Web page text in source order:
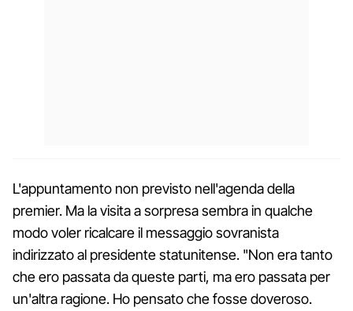
L'appuntamento non previsto nell'agenda della
premier. Ma la visita a sorpresa sembra in qualche
modo voler ricalcare il messaggio sovranista
indirizzato al presidente statunitense. "Non era tanto
che ero passata da queste parti, ma ero passata per
un'altra ragione. Ho pensato che fosse doveroso.